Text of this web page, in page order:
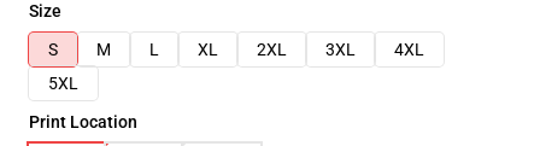
Size
S
M L XL 2XL 3XL
4XL
5XL
Print Location